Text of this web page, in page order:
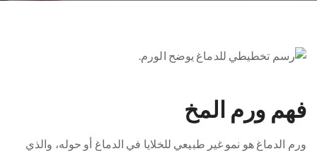
فهم ورم المخ
ورم الدماغ هو نمو غير طبيعي للخلايا في الدماغ أو حوله، والذي